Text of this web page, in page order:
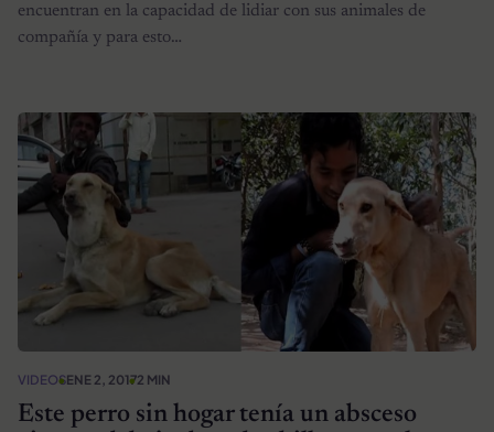
encuentran en la capacidad de lidiar con sus animales de
compañía y para esto…
VIDEOSENE 2, 20172 MIN
Este perro sin hogar tenía un absceso